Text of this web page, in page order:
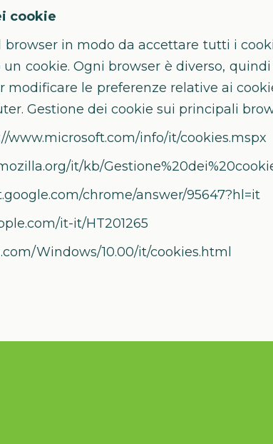
cookie
browser in modo da accettare tutti i
cookie. Ogni browser è diverso,
modificare le preferenze relative ai
Gestione dei cookie sui principali
www.microsoft.com/info/it/cookies.mspx
it/kb/
chrome/answer/95647?hl=it
it-it/HT201265
Windows/10.00/it/cookies.html